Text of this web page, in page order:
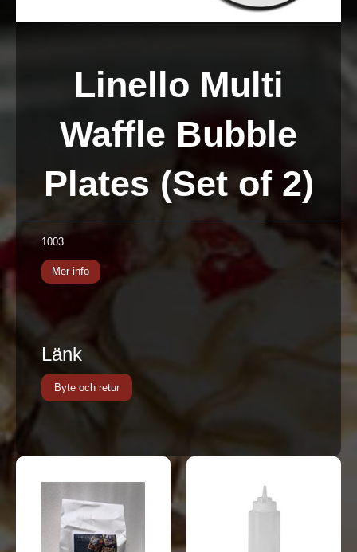
Linello Multi
Waffle Bubble
Plates (Set of 2)
1003
Mer info
Länk
Byte och retur